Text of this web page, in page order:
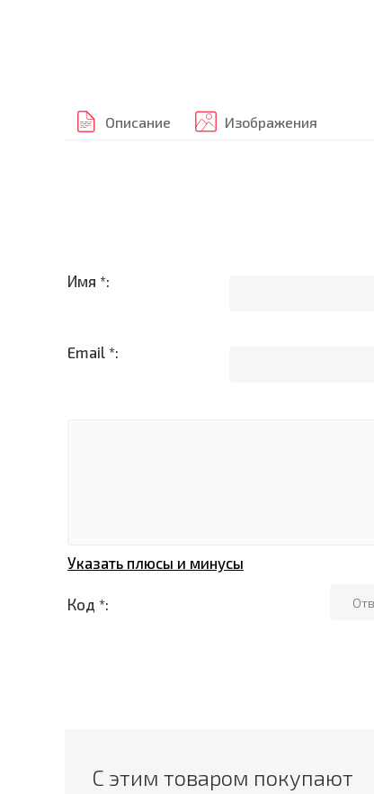
Описание Изображения
Имя *:
Email *:
Указать плюсы и минусы
Код *:
С этим товаром покупают